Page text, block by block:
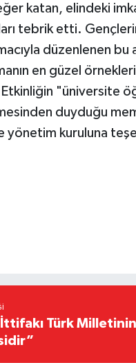
katan, elindeki
tebrik etti.
düzenlenen bu
en güzel
"üniversite
duyduğu
yönetim kuruluna
Türk